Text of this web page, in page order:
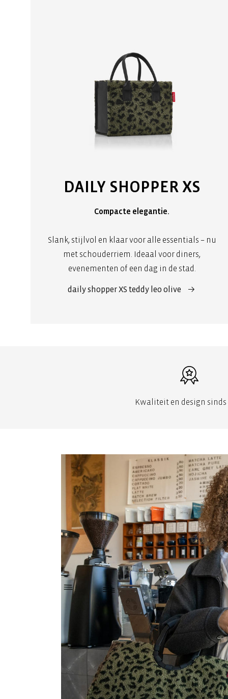
DAILY SHOPPER XS
Compacte elegantie.
Slank, stijlvol en klaar voor alle essentials – nu
met schouderriem. Ideaal voor diners,
evenementen of een dag in de stad.
daily shopper XS teddy leo olive
Kwaliteit en design sinds